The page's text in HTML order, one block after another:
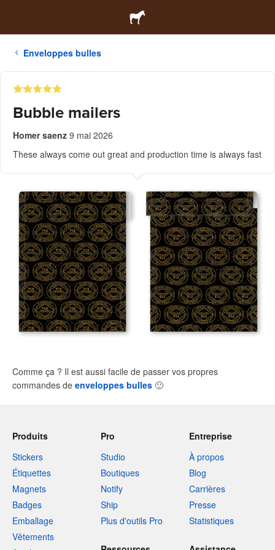
Enveloppes bulles
Bubble mailers
Homer saenz 9 mai 2026
These always come out great and production time is always fast
Comme ça ? Il est aussi facile de passer vos propres
commandes de enveloppes bulles 🙂
Produits
Stickers
Étiquettes
Magnets
Badges
Emballage
Vêtements
Pro
Studio
Boutiques
Notify
Ship
Plus d'outils Pro
Entreprise
À propos
Blog
Carrières
Presse
Statistiques